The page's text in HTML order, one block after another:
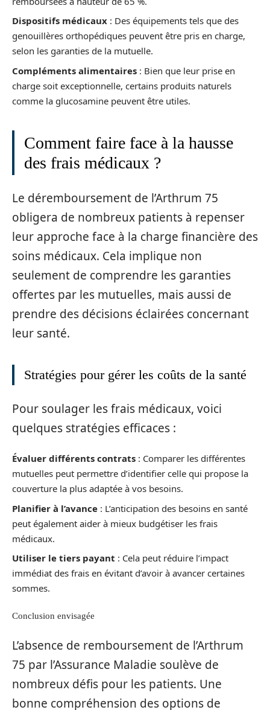
Dispositifs médicaux : Des équipements tels que des
genouillères orthopédiques peuvent être pris en charge,
selon les garanties de la mutuelle.
Compléments alimentaires : Bien que leur prise en
charge soit exceptionnelle, certains produits naturels
comme la glucosamine peuvent être utiles.
Comment faire face à la hausse
des frais médicaux ?
Le déremboursement de l’Arthrum 75
obligera de nombreux patients à repenser
leur approche face à la charge financière des
soins médicaux. Cela implique non
seulement de comprendre les garanties
offertes par les mutuelles, mais aussi de
prendre des décisions éclairées concernant
leur santé.
Stratégies pour gérer les coûts de la santé
Pour soulager les frais médicaux, voici
quelques stratégies efficaces :
Évaluer différents contrats : Comparer les différentes
mutuelles peut permettre d’identifier celle qui propose la
couverture la plus adaptée à vos besoins.
Planifier à l’avance : L’anticipation des besoins en santé
peut également aider à mieux budgétiser les frais
médicaux.
Utiliser le tiers payant : Cela peut réduire l’impact
immédiat des frais en évitant d’avoir à avancer certaines
sommes.
Conclusion envisagée
L’absence de remboursement de l’Arthrum
75 par l’Assurance Maladie soulève de
nombreux défis pour les patients. Une
bonne compréhension des options de